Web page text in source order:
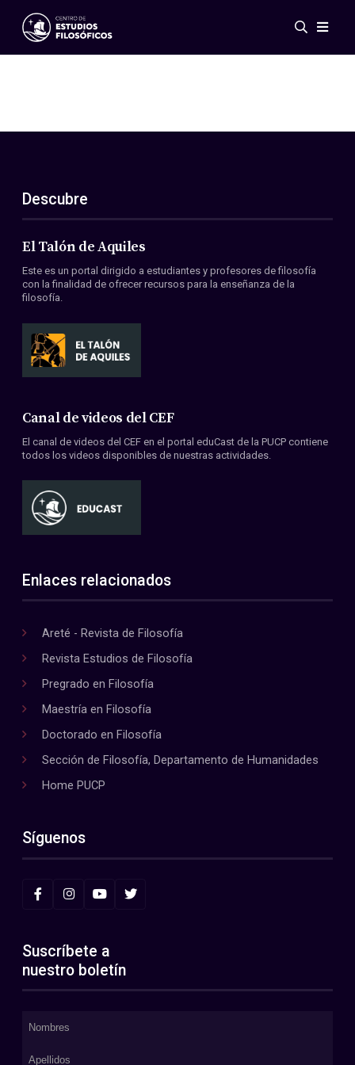
Eventos
ES
EN
Acerca de nosotros
Miembros
Convenios
Descubre
El Talón de Aquiles
Este es un portal dirigido a estudiantes y profesores de filosofía
con la finalidad de ofrecer recursos para la enseñanza de la
filosofía.
Canal de videos del CEF
El canal de videos del CEF en el portal eduCast de la PUCP contiene
todos los videos disponibles de nuestras actividades.
Enlaces relacionados
Areté - Revista de Filosofía
Revista Estudios de Filosofía
Pregrado en Filosofía
Maestría en Filosofía
Doctorado en Filosofía
Sección de Filosofía, Departamento de Humanidades
Home PUCP
Síguenos
Suscríbete a
nuestro boletín